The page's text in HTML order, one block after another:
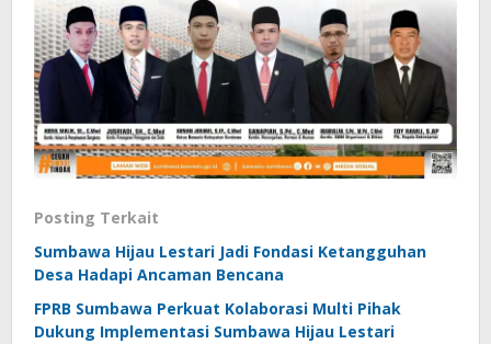
Posting Terkait
Sumbawa Hijau Lestari Jadi Fondasi Ketangguhan
Desa Hadapi Ancaman Bencana
FPRB Sumbawa Perkuat Kolaborasi Multi Pihak
Dukung Implementasi Sumbawa Hijau Lestari